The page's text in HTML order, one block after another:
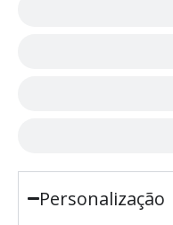
Personalização